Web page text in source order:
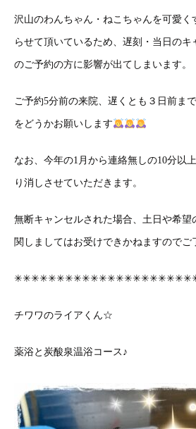
沢山のわんちゃん・ねこちゃんを可愛く
らせて頂いているため、遅刻・当日のキ
のご予約の方に影響が出てしまいます。
ご予約5分前の来院、遅くとも３日前ま
をどうかお願いします
なお、今年の1 月から連絡無しの10分以
り消しさせていただきます。
無断キャンセルされた場合、土日や希望
関しましてはお受けできかねますのでご
チワワのライアくん☆
薬浴と炭酸泉温浴コース♪